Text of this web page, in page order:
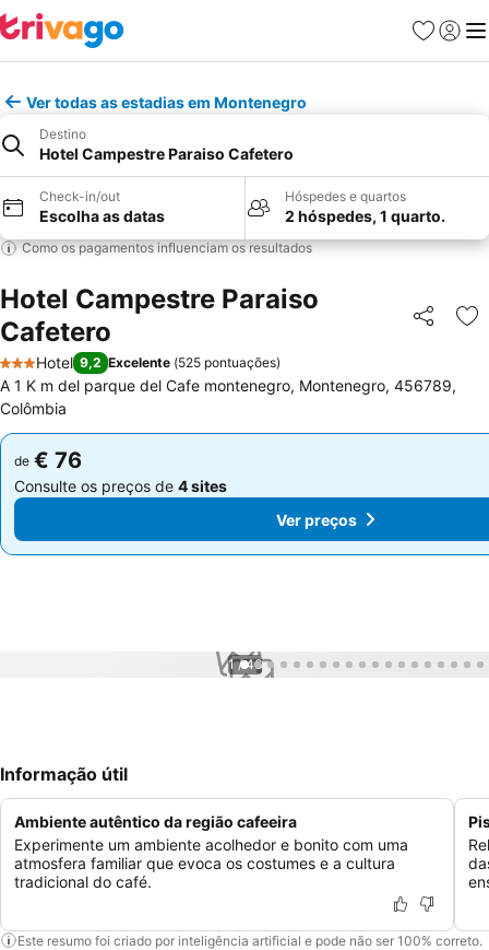
Favoritos
Iniciar
Ver todas as estadias em Montenegro
Destino
Hotel Campestre Paraiso Cafetero
Check-in/out
Escolha as datas
Hóspedes e quartos
2 hóspedes, 1 quarto.
Como os pagamentos influenciam os resultados
Hotel Campestre Paraiso
Cafetero
Partilhar
3 Estrelas
Hotel 9,2 Excelente (525 pontuações)
A 1 K m del parque del Cafe montenegro, Montenegro, 456789,
Colômbia
de € 76
Consulte os preços de 4 sites
de € 76
Consulte os preços de 4 sites
Ver preços
1 / 46
Informação útil
Ambiente autêntico da região cafeeira
Experimente um ambiente acolhedor e bonito com uma
atmosfera familiar que evoca os costumes e a cultura
tradicional do café.
Este resumo foi criado por inteligência artificial e pode não ser 100% correto.